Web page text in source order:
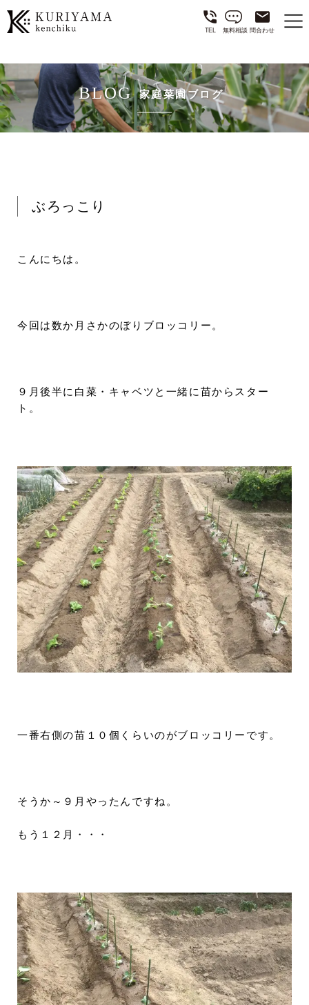
TEL 無料相談 問合わせ
BLOG 家庭菜園ブログ
ぶろっこり
こんにちは。
今回は数か月さかのぼりブロッコリー。
９月後半に白菜・キャベツと一緒に苗からスター
ト。
一番右側の苗１０個くらいのがブロッコリーです。
そうか～９月やったんですね。
もう１２月・・・